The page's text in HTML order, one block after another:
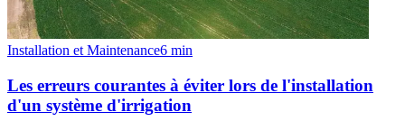
Installation et Maintenance6 min
Les erreurs courantes à éviter lors de l'installation
d'un système d'irrigation